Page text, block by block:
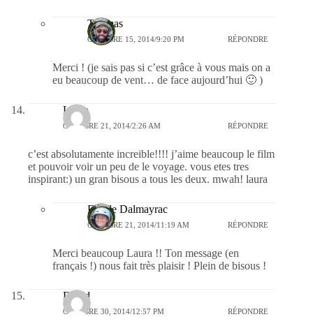
Thomas
OCTOBRE 15, 2014/9:20 PM RÉPONDRE
Merci ! (je sais pas si c’est grâce à vous mais on a
eu beaucoup de vent… de face aujourd’hui 🙂 )
Laura
OCTOBRE 21, 2014/2:26 AM RÉPONDRE
c’est absolutamente increible!!!! j’aime beaucoup le film
et pouvoir voir un peu de le voyage. vous etes tres
inspirant:) un gran bisous a tous les deux. mwah! laura
Estelle Dalmayrac
OCTOBRE 21, 2014/11:19 AM RÉPONDRE
Merci beaucoup Laura !! Ton message (en
français !) nous fait très plaisir ! Plein de bisous !
David
OCTOBRE 30, 2014/12:57 PM RÉPONDRE